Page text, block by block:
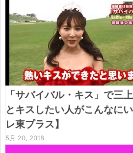
「サバイバル・キス」で三
とキスしたい人がこんなに
レ東プラス】
5月 20, 2018